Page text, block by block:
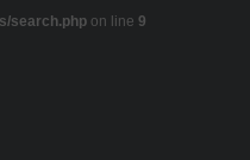
search.php on line 9